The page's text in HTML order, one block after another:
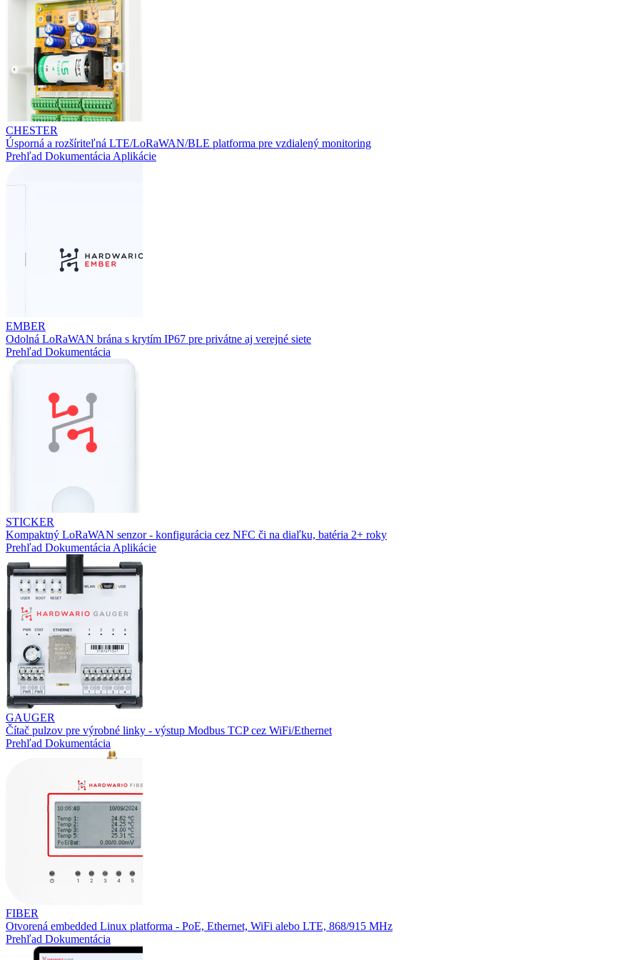
CHESTER
Úsporná a rozšíriteľná LTE/LoRaWAN/BLE platforma pre vzdialený monitoring
Prehľad Dokumentácia Aplikácie
EMBER
Odolná LoRaWAN brána s krytím IP67 pre privátne aj verejné siete
Prehľad Dokumentácia
STICKER
Kompaktný LoRaWAN senzor - konfigurácia cez NFC či na diaľku, batéria 2+ roky
Prehľad Dokumentácia Aplikácie
GAUGER
Čítač pulzov pre výrobné linky - výstup Modbus TCP cez WiFi/Ethernet
Prehľad Dokumentácia
FIBER
Otvorená embedded Linux platforma - PoE, Ethernet, WiFi alebo LTE, 868/915 MHz
Prehľad Dokumentácia